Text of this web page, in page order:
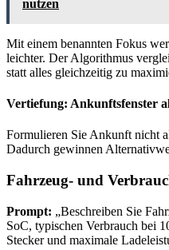
nutzen
Mit einem benannten Fokus
leichter. Der Algorithmus
statt alles gleichzeitig zu
Vertiefung: Ankunftsfenster
Formulieren Sie Ankunft nicht
Dadurch gewinnen
Fahrzeug- und
Prompt: „Beschreiben Sie
SoC, typischen Verbrauch bei
Stecker und maximale